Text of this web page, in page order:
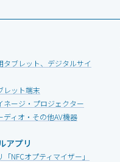
タブレット、デジタルサイ
レット端末
ネージ・プロジェクター
ィオ・その他AV機器
アプリ
NFCオプティマイザー」